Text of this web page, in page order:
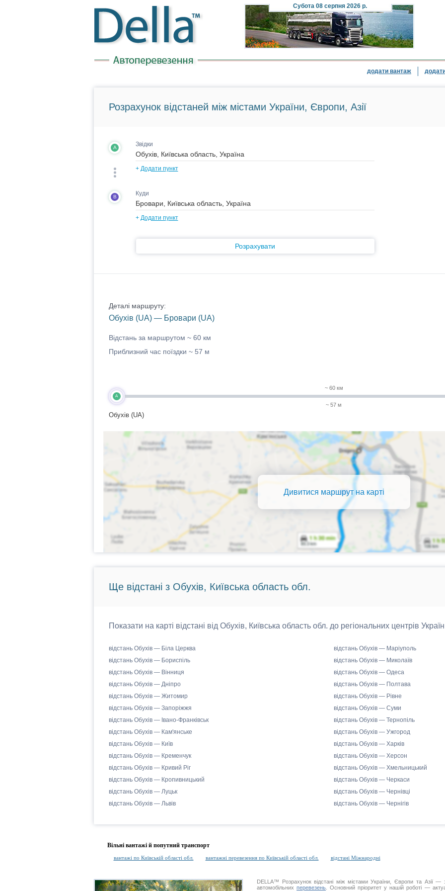
Субота08 серпня 2026 р.
додати вантаж
Розрахунок відстаней між містами України, Європи, Азії
A Звідки
+ Додати пункт
B Куди
+ Додати пункт
Розрахувати
Деталі маршруту:
Обухів (UA) — Бровари (UA)
Відстань за маршрутом ~ 60 км
Приблизний час поїздки ~ 57 м
A
Обухів (UA)
~ 60 км
~ 57 м
Дивитися маршрут на карті
Ще відстані з Обухів, Київська область обл.
Показати на карті відстані від Обухів, Київська область обл. до регіональних центрів
відстань Обухів — Біла Церква
відстань Обухів — Бориспіль
відстань Обухів — Вінниця
відстань Обухів — Дніпро
відстань Обухів — Житомир
відстань Обухів — Запоріжжя
відстань Обухів — Івано-Франківськ
відстань Обухів — Кам'янське
відстань Обухів — Київ
відстань Обухів — Кременчук
відстань Обухів — Кривий Ріг
відстань Обухів — Кропивницький
відстань Обухів — Луцьк
відстань Обухів — Львів
відстань Обухів — Маріуполь
відстань Обухів — Миколаїв
відстань Обухів — Одеса
відстань Обухів — Полтава
відстань Обухів — Рівне
відстань Обухів — Суми
відстань Обухів — Тернопіль
відстань Обухів — Ужгород
відстань Обухів — Харків
відстань Обухів — Херсон
відстань Обухів — Хмельницький
відстань Обухів — Черкаси
відстань Обухів — Чернівці
відстань Обухів — Чернігів
Вільні вантажі й попутний транспорт
вантажі по Київській області обл. вантажні перевезення по Київській області обл. відстані Міжнародні
DELLA™ Розрахунок відстані між містами України, Європи та Азії —
автомобільнихперевезень . Основний пріоритет у нашій роботі —